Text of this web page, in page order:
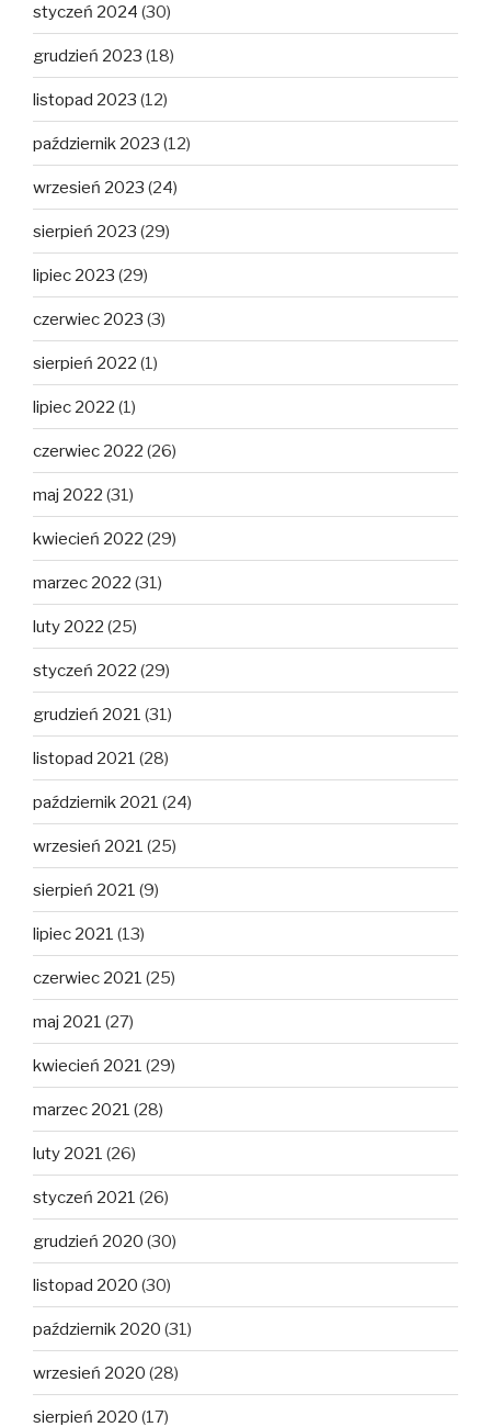
styczeń 2024 (30)
grudzień 2023 (18)
listopad 2023 (12)
październik 2023 (12)
wrzesień 2023 (24)
sierpień 2023 (29)
lipiec 2023 (29)
czerwiec 2023 (3)
sierpień 2022 (1)
lipiec 2022 (1)
czerwiec 2022 (26)
maj 2022 (31)
kwiecień 2022 (29)
marzec 2022 (31)
luty 2022 (25)
styczeń 2022 (29)
grudzień 2021 (31)
listopad 2021 (28)
październik 2021 (24)
wrzesień 2021 (25)
sierpień 2021 (9)
lipiec 2021 (13)
czerwiec 2021 (25)
maj 2021 (27)
kwiecień 2021 (29)
marzec 2021 (28)
luty 2021 (26)
styczeń 2021 (26)
grudzień 2020 (30)
listopad 2020 (30)
październik 2020 (31)
wrzesień 2020 (28)
sierpień 2020 (17)